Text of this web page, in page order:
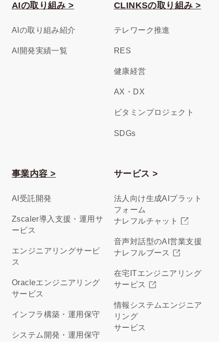
AIの取り組み >
AIの取り組み紹介
AI開発実績一覧
CLINKSの取り組み >
テレワーク推進
RES
健康経営
AX・DX
ビタミンプロジェクト
SDGs
事業内容 >
AI受託開発
Zscaler導入支援・運用サ
ービス
エンジニアリングサービ
ス
Oracleエンジニアリング
サービス
インフラ構築・運用保守
システム開発・運用保守
サービス >
法人向け生成AIプラット
フォーム
ナレフルチャット
音声対話型のAI営業支援
ナレフルブース
在宅ITエンジニアリング
サービス
情報システムエンジニア
リング
サービス